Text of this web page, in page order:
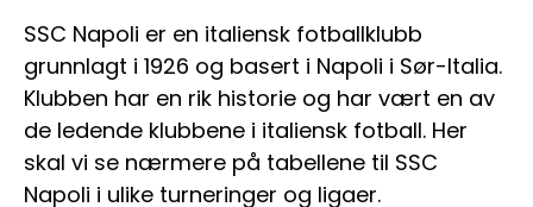
SSC Napoli er en italiensk fotballklubb
grunnlagt i 1926 og basert i Napoli i Sør-Italia.
Klubben har en rik historie og har vært en av
de ledende klubbene i italiensk fotball. Her
skal vi se nærmere på tabellene til SSC
Napoli i ulike turneringer og ligaer.